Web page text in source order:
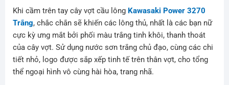
Khi cầm trên tay cây vợt cầu lông Kawasaki Power 3270
Trắng, chắc chắn sẽ khiến các lông thủ, nhất là các bạn nữ
cực kỳ ưng mắt bởi phối màu trắng tinh khôi, thanh thoát
của cây vợt. Sử dụng nước sơn trắng chủ đạo, cùng các chi
tiết nhỏ, logo được sắp xếp tinh tế trên thân vợt, cho tổng
thể ngoại hình vô cùng hài hòa, trang nhã.